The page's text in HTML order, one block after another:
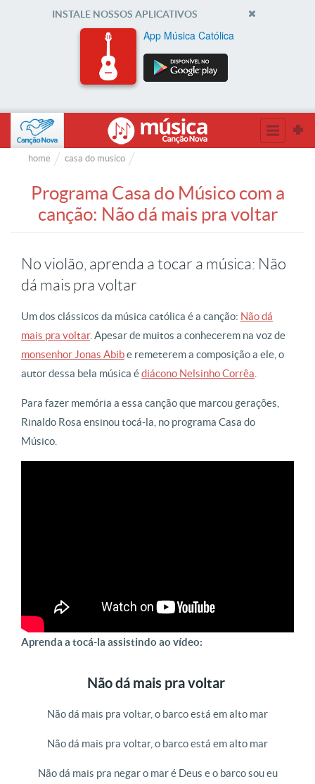
INSTALE NOSSOS APLICATIVOS
App Música Católica
home casa do musico
Programa Casa do Músico com a
canção: Não dá mais pra voltar
No violão, aprenda a tocar a música: Não
dá mais pra voltar
Um dos clássicos da música católica é a canção: Não dá
mais pra voltar. Apesar de muitos a conhecerem na voz de
monsenhor Jonas Abibe remeterem a composição a ele, o
autor dessa bela música édiácono Nelsinho Corrêa
Para fazer memória a essa canção que marcou gerações,
Rinaldo Rosa ensinou tocá-la, no programa Casa do
Músico.
Aprenda a tocá-la assistindo ao vídeo:
Não dá mais pra voltar
Não dá mais pra voltar, o barco está em alto mar
Não dá mais pra voltar, o barco está em alto mar
Não dá mais pra negar o mar é Deus e o barco sou eu